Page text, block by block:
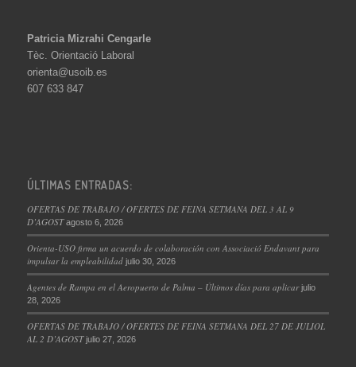
Patricia Mizrahi Cengarle
Tèc. Orientació Laboral
orienta@usoib.es
607 633 847
ÚLTIMAS ENTRADAS:
OFERTAS DE TRABAJO / OFERTES DE FEINA SETMANA DEL 3 AL 9
D’AGOST agosto 6, 2026
Orienta-USO firma un acuerdo de colaboración con Associació Endavant para
impulsar la empleabilidad julio 30, 2026
Agentes de Rampa en el Aeropuerto de Palma – Últimos días para aplicar julio
28, 2026
OFERTAS DE TRABAJO / OFERTES DE FEINA SETMANA DEL 27 DE JULIOL
AL 2 D’AGOST julio 27, 2026